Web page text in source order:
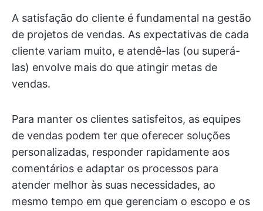
A satisfação do cliente é fundamental na gestão
de projetos de vendas. As expectativas de cada
cliente variam muito, e atendê-las (ou superá-
las) envolve mais do que atingir metas de
vendas.
Para manter os clientes satisfeitos, as equipes
de vendas podem ter que oferecer soluções
personalizadas, responder rapidamente aos
comentários e adaptar os processos para
atender melhor às suas necessidades, ao
mesmo tempo em que gerenciam o escopo e os